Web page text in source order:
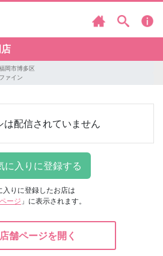
岡市博多区
ァイン
は配信されていません
入りに登録したお店は
ージ 」に表示されます。
舗ページを開く